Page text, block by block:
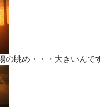
の眺め・・・大きいんで